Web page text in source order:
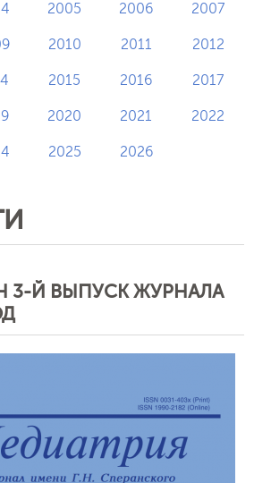
2005 2006 2007
2010 2011 2012
2015 2016 2017
2020 2021 2022
2025 2026
3-Й ВЫПУСК ЖУРНАЛА